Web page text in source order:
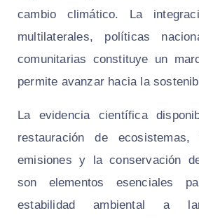
cambio climático. La
multilaterales, políticas
comunitarias constituye un
permite avanzar hacia la
La evidencia científica
restauración de
emisiones y la conservación
son elementos esenciales
estabilidad ambiental a